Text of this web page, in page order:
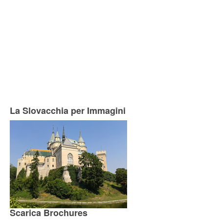
La Slovacchia per Immagini
Scarica Brochures